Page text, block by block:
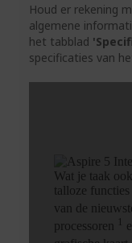
Houd er rekening
algemene
het tabblad
specificaties van